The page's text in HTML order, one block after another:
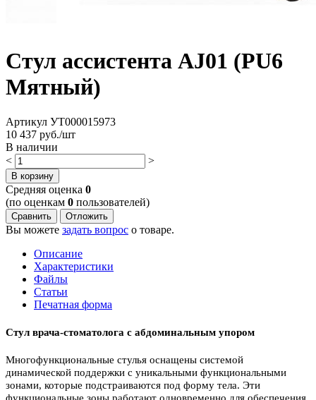
Стул ассистента AJ01 (PU6
Мятный)
Артикул УТ000015973
10 437 руб./шт
В наличии
<
>
В корзину
Cредняя оценка 0
(по оценкам 0 пользователей)
Сравнить Отложить
Вы можете задать вопрос о товаре.
Описание
Характеристики
Файлы
Статьи
Печатная форма
Стул врача-стоматолога с абдоминальным упором
Многофункциональные стулья оснащены системой
динамической поддержки с уникальными функциональными
зонами, которые подстраиваются под форму тела. Эти